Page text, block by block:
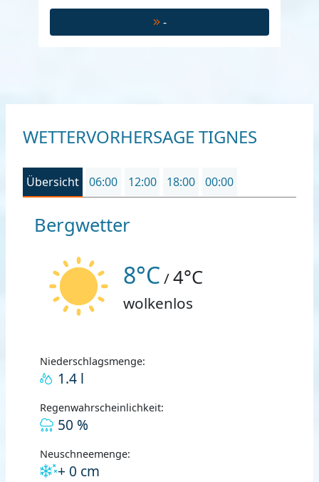
-
WETTERVORHERSAGE TIGNES
Übersicht 06:00 12:00 18:00 00:00
Bergwetter
8°C /4°C
wolkenlos
Niederschlagsmenge:
1.4 l
Regenwahrscheinlichkeit:
50 %
Neuschneemenge:
+ 0 cm